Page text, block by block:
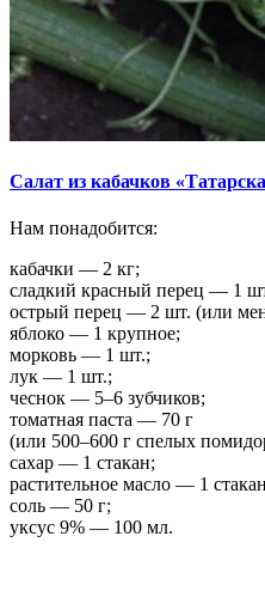
Салат из кабачков
Нам понадобится:
кабачки — 2 кг;
сладкий красный перец — 1
острый перец — 2 шт. (или
яблоко — 1 крупное;
морковь — 1 шт.;
лук — 1 шт.;
чеснок — 5–6 зубчиков;
томатная паста — 70 г
(или 500–600 г спелых
сахар — 1 стакан;
растительное масло — 1
соль — 50 г;
уксус 9% — 100 мл.